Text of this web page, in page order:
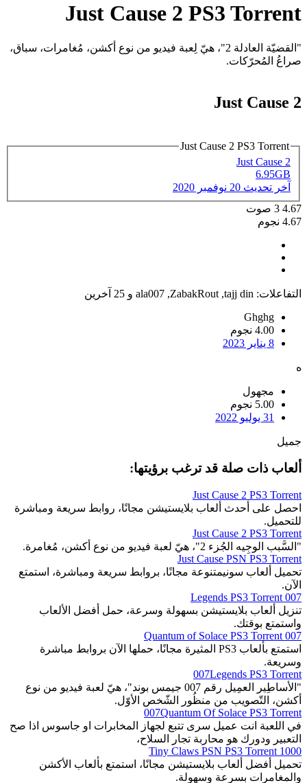
Just Cause 2 PS3 Torrent
"القضيّة العادلة 2"، هيّ لِعبة فيديو من نوع أكشن، مُغامرات، سباق،
صراعُ المُحرّكات.
Just Cause 2
Just Cause 2 PS3 Torrent
Just Cause 2
6.95GB
آخر تحديث 20 نوفمبر 2020
4.67
3 صوت
4.67 نجوم
التفاعلات: tajj din
,
ZabakRout
,
ala007 و 25 آخرين
Ghghg
4.00 نجوم
8 يناير 2023
ه
مجهول
5.00 نجوم
31 يوليو 2022
جميل
ألعاب ذات صلة قد ترغب برؤيتها:
Just Cause 2 PS3 Torrent
احصل على أحدث ألعاب بلايستيشن مجانًا، روابط سريعة ومباشرة
للتحميل.
Just Cause 2 PS3 Torrent
"السَّبب الوجِيه الجُزء 2"، هيّ لعبة فيديو من نوع أكشن، مُغامرة.
Just Cause PSN PS3 Torrent
تحميل ألعاب سونيمتنوعة مجانًا، بروابط سريعة ومباشرة، استمتع
الآن.
007 Legends PS3 Torrent
تنزيل ألعاب بلايستيشن بسهولة وسرعة، حمل أفضل الألعاب
واستمتع بوقتك.
007 Quantum of Solace PS3 Torrent
استمتع بألعاب PS3 المثيرة مجانًا، حملها الآن بروابط مباشرة
وسريعة.
007Legends PS3 Torrent
"الأساطِير العمِيل رقم 007 جيمس بوند"، هيّ لعبة فيديو من نوع
أكشن، التّصويب من منظُور الشّخص الأوّل.
007Quantum Of Solace PS3 Torrent
في اللعبة انت عميل سرى تتبع لجهاز المخابرات او جاسوس اذا صح
التعبير ودورك هو محاربة تجار السلاح،
1000 Tiny Claws PSN PS3 Torrent
تحميل أفضل ألعاب بلايستيشن مجانًا، استمتع بألعاب الأكشن
والمغامرات بسرعة وسهولة.